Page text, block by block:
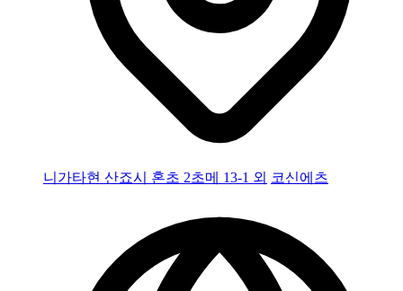
니가타현 산죠시 혼초 2초메 13-1 외 코신에츠